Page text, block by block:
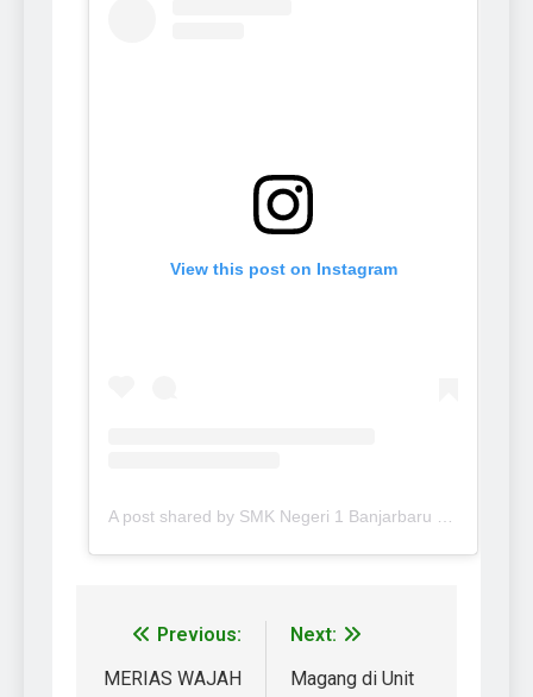
View this post on Instagram
A post shared by SMK Negeri 1 Banjarbaru (@smkn.1.banjarbaru)
Previous:
MERIAS WAJAH
Next:
Magang di Unit